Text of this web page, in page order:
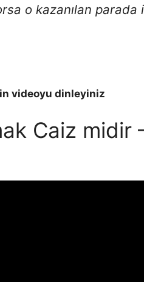
o kazanılan parada
videoyu dinleyiniz
Caiz midir